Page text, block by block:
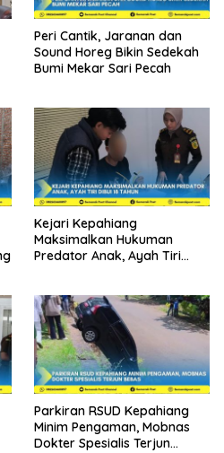
Peri Cantik, Jaranan dan
Sound Horeg Bikin Sedekah
Bumi Mekar Sari Pecah
Kejari Kepahiang
Maksimalkan Hukuman
Predator Anak, Ayah Tiri
Parkiran RSUD Kepahiang
Minim Pengaman, Mobnas
Dokter Spesialis Terjun